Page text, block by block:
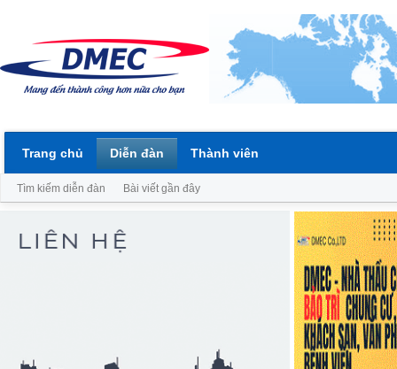
Trang chủ Diễn đàn
Tìm kiếm diễn đàn Bài viết gần đây
Thành viên